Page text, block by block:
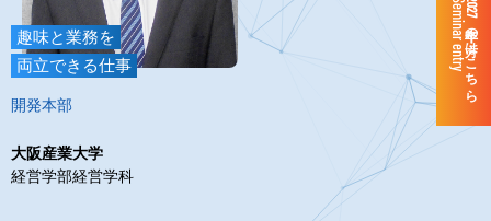
Seminar entry2027年卒の方はこちら
趣味と業務を
両立できる仕事
開発本部
大阪産業大学
経営学部経営学科